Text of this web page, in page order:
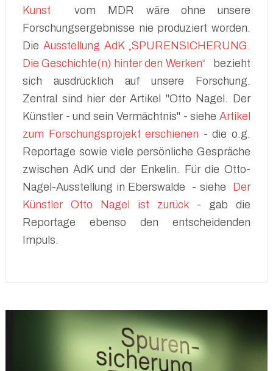
Kunst
vom MDR wäre ohne unsere
Forschungsergebnisse nie produziert worden.
Die Ausstellung AdK „SPURENSICHERUNG.
Die Geschichte(n) hinter den Werken“
bezieht
sich ausdrücklich auf unsere Forschung.
Zentral sind hier der Artikel "Otto Nagel. Der
Künstler - und sein Vermächtnis" - siehe Artikel
zum Forschungsprojekt erschienen - die o.g.
Reportage sowie viele persönliche Gespräche
zwischen AdK und der Enkelin. Für die Otto-
Nagel-Ausstellung in Eberswalde - siehe Der
Künstler Otto Nagel ist zurück - gab die
Reportage ebenso den entscheidenden
Impuls.